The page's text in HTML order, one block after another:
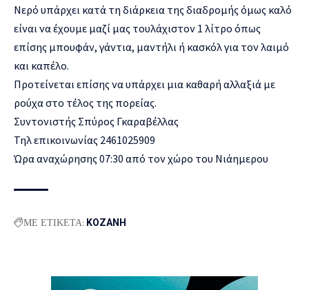
Νερό υπάρχει κατά τη διάρκεια της διαδρομής όμως καλό
είναι να έχουμε μαζί μας τουλάχιστον 1 λίτρο όπως
επίσης μπουφάν, γάντια, μαντήλι ή κασκόλ για τον λαιμό
και καπέλο.
Προτείνεται επίσης να υπάρχει μια καθαρή αλλαξιά με
ρούχα στο τέλος της πορείας.
Συντονιστής Σπύρος Γκαραβέλλας
Τηλ επικοινωνίας 2461025909
Ώρα αναχώρησης 07:30 από τον χώρο του Νιάημερου
ΜΕ ΕΤΙΚΕΤΑ: ΚΟΖΑΝΗ